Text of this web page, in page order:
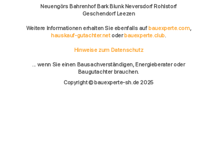
Neuengörs Bahrenhof Bark Blunk Neversdorf Rohlstorf
Geschendorf Leezen
Weitere Informationen erhalten Sie ebenfalls auf bauexperte.com,
hauskauf-gutachter.netoderbauexperte.club.
Hinweise zum Datenschutz
... wenn Sie einen Bausachverständigen, Energieberater oder
Baugutachter brauchen.
Copyright © bauexperte-sh.de 2025